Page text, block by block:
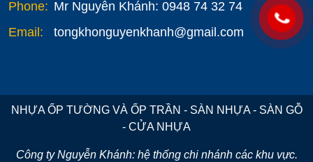
Phone: Mr Nguyễn Khánh: 0948 74 32 74
Email:
tongkhonguyenkhanh@gmail.com
NHỰA ỐP TƯỜNG VÀ ỐP TRẦN - SÀN NHỰA - SÀN GỖ
- CỬA NHỰA
Công ty Nguyễn Khánh: hệ thống chi nhánh các khu vực.